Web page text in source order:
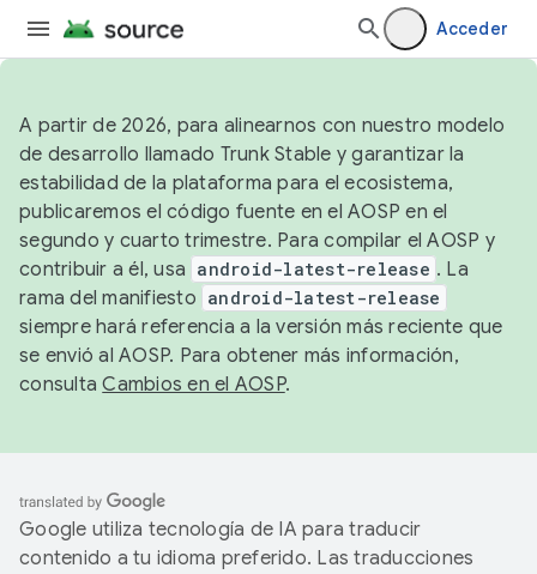
Acceder
A partir de 2026, para alinearnos con nuestro modelo
de desarrollo llamado Trunk Stable y garantizar la
estabilidad de la plataforma para el ecosistema,
publicaremos el código fuente en el AOSP en el
segundo y cuarto trimestre. Para compilar el AOSP y
contribuir a él, usa android-latest-release . La
rama del manifiesto android-latest-release
siempre hará referencia a la versión más reciente que
se envió al AOSP. Para obtener más información,
consultaCambios en el AOSP.
Google utiliza tecnología de IA para traducir
contenido a tu idioma preferido. Las traducciones